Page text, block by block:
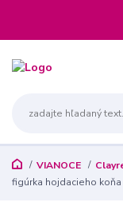
VIANOCE
figúrka hojdacieho